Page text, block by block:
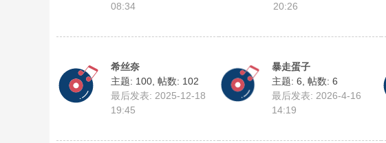
08:34
20:26
希丝奈
主题: 100 帖数: 102
最后发表: 2025-12-18
19:45
暴走蛋子
主题: 6 帖数: 6
最后发表: 2026-4-16
14:19